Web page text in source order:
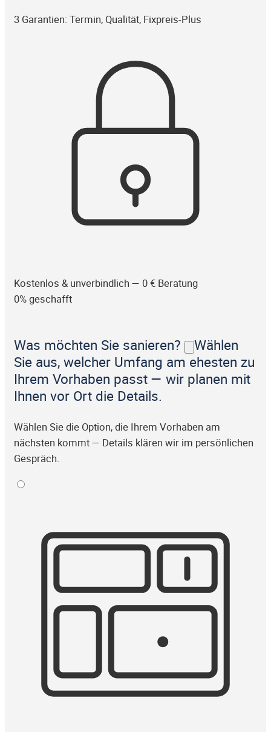
3 Garantien: Termin, Qualität, Fixpreis-Plus
Kostenlos & unverbindlich — 0 € Beratung
0% geschafft
Was möchten Sie sanieren?
Wählen
Sie aus, welcher Umfang am ehesten zu
Ihrem Vorhaben passt — wir planen mit
Ihnen vor Ort die Details.
Wählen Sie die Option, die Ihrem Vorhaben am
nächsten kommt — Details klären wir im persönlichen
Gespräch.